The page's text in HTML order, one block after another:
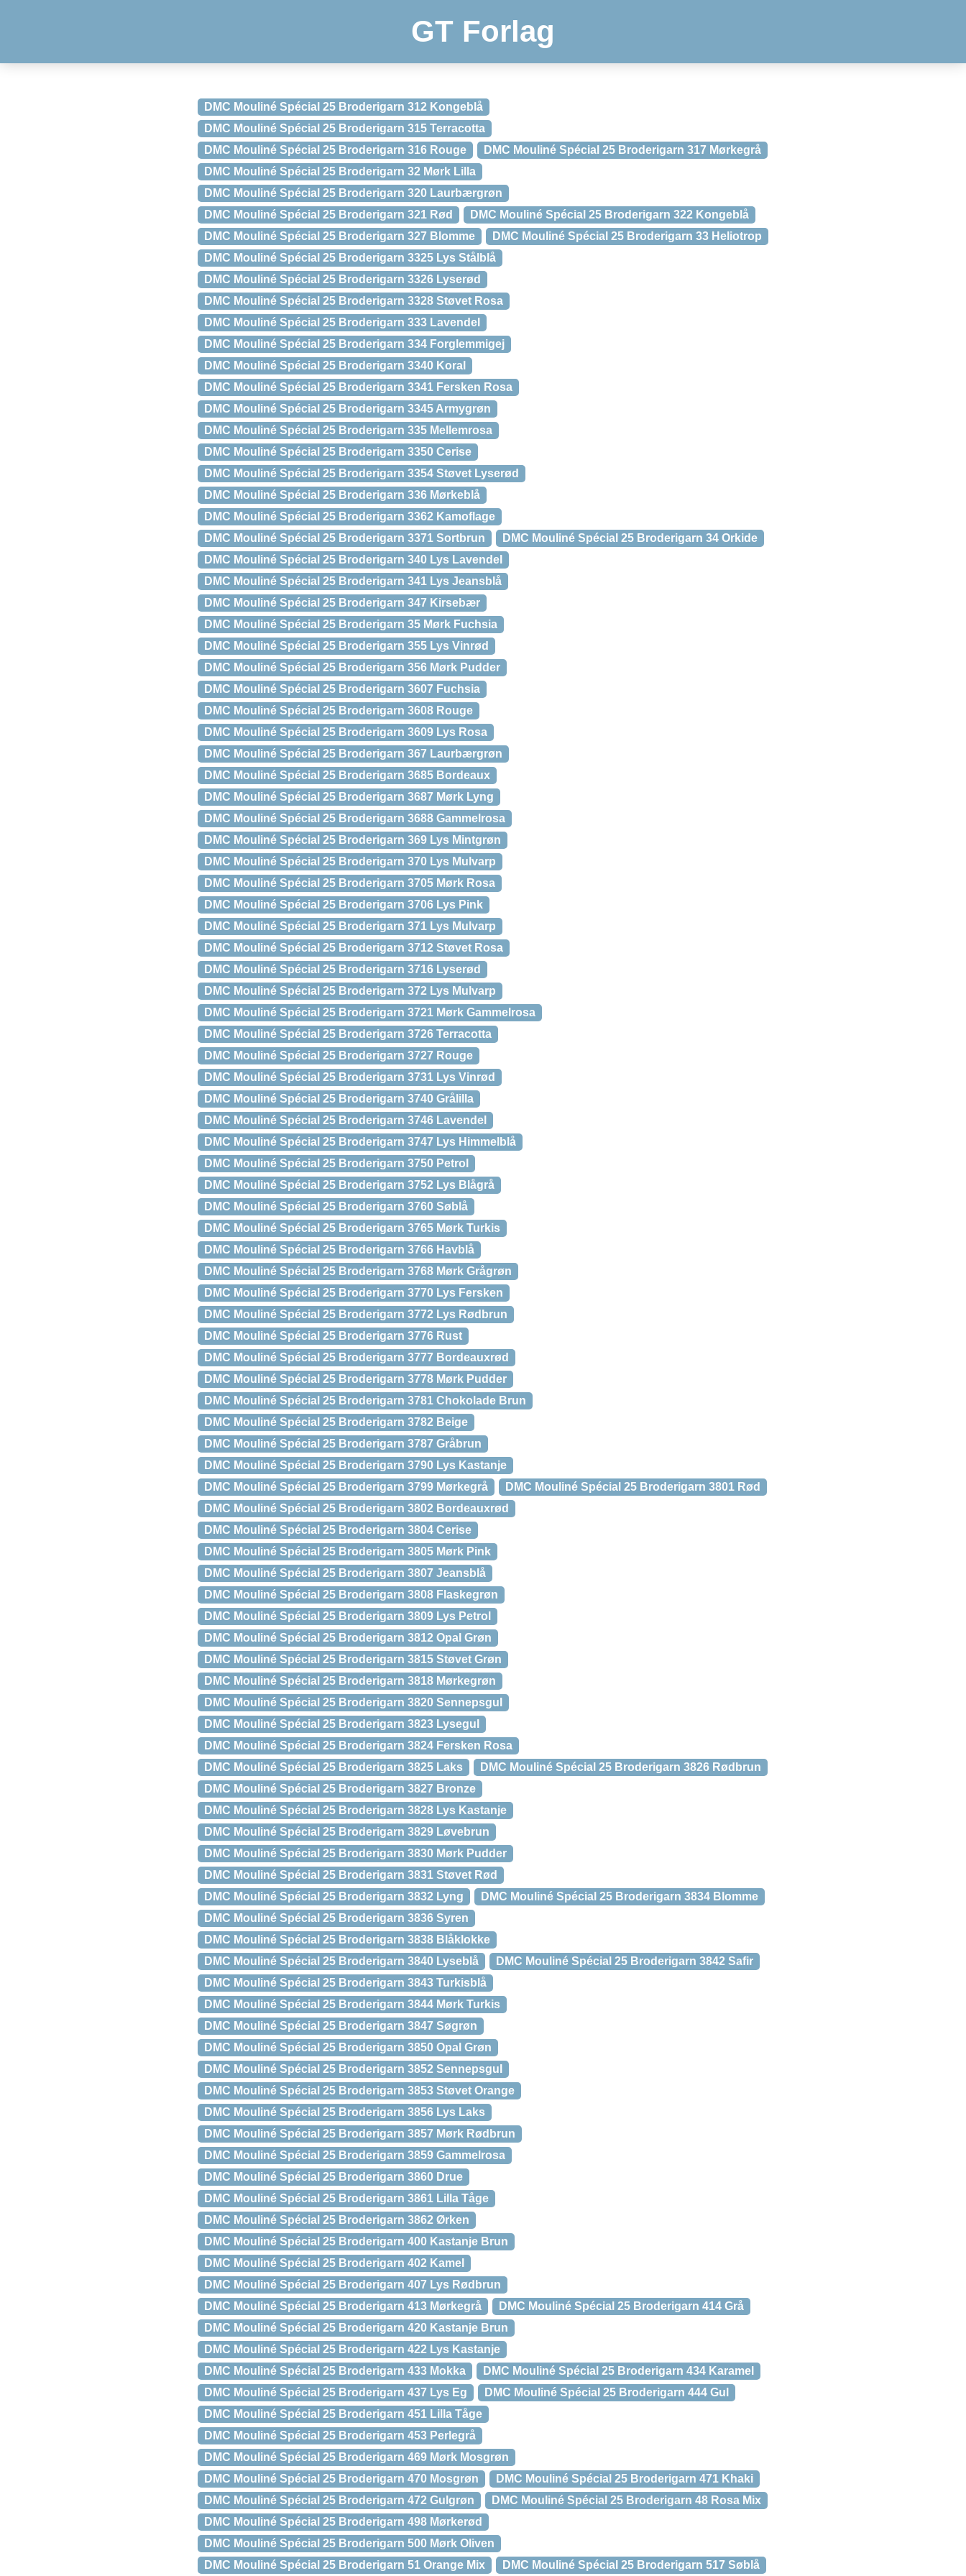
GT Forlag
DMC Mouliné Spécial 25 Broderigarn 312 Kongeblå
DMC Mouliné Spécial 25 Broderigarn 315 Terracotta
DMC Mouliné Spécial 25 Broderigarn 316 Rouge
DMC Mouliné Spécial 25 Broderigarn 317 Mørkegrå
DMC Mouliné Spécial 25 Broderigarn 32 Mørk Lilla
DMC Mouliné Spécial 25 Broderigarn 320 Laurbærgrøn
DMC Mouliné Spécial 25 Broderigarn 321 Rød
DMC Mouliné Spécial 25 Broderigarn 322 Kongeblå
DMC Mouliné Spécial 25 Broderigarn 327 Blomme
DMC Mouliné Spécial 25 Broderigarn 33 Heliotrop
DMC Mouliné Spécial 25 Broderigarn 3325 Lys Stålblå
DMC Mouliné Spécial 25 Broderigarn 3326 Lyserød
DMC Mouliné Spécial 25 Broderigarn 3328 Støvet Rosa
DMC Mouliné Spécial 25 Broderigarn 333 Lavendel
DMC Mouliné Spécial 25 Broderigarn 334 Forglemmigej
DMC Mouliné Spécial 25 Broderigarn 3340 Koral
DMC Mouliné Spécial 25 Broderigarn 3341 Fersken Rosa
DMC Mouliné Spécial 25 Broderigarn 3345 Armygrøn
DMC Mouliné Spécial 25 Broderigarn 335 Mellemrosa
DMC Mouliné Spécial 25 Broderigarn 3350 Cerise
DMC Mouliné Spécial 25 Broderigarn 3354 Støvet Lyserød
DMC Mouliné Spécial 25 Broderigarn 336 Mørkeblå
DMC Mouliné Spécial 25 Broderigarn 3362 Kamoflage
DMC Mouliné Spécial 25 Broderigarn 3371 Sortbrun
DMC Mouliné Spécial 25 Broderigarn 34 Orkide
DMC Mouliné Spécial 25 Broderigarn 340 Lys Lavendel
DMC Mouliné Spécial 25 Broderigarn 341 Lys Jeansblå
DMC Mouliné Spécial 25 Broderigarn 347 Kirsebær
DMC Mouliné Spécial 25 Broderigarn 35 Mørk Fuchsia
DMC Mouliné Spécial 25 Broderigarn 355 Lys Vinrød
DMC Mouliné Spécial 25 Broderigarn 356 Mørk Pudder
DMC Mouliné Spécial 25 Broderigarn 3607 Fuchsia
DMC Mouliné Spécial 25 Broderigarn 3608 Rouge
DMC Mouliné Spécial 25 Broderigarn 3609 Lys Rosa
DMC Mouliné Spécial 25 Broderigarn 367 Laurbærgrøn
DMC Mouliné Spécial 25 Broderigarn 3685 Bordeaux
DMC Mouliné Spécial 25 Broderigarn 3687 Mørk Lyng
DMC Mouliné Spécial 25 Broderigarn 3688 Gammelrosa
DMC Mouliné Spécial 25 Broderigarn 369 Lys Mintgrøn
DMC Mouliné Spécial 25 Broderigarn 370 Lys Mulvarp
DMC Mouliné Spécial 25 Broderigarn 3705 Mørk Rosa
DMC Mouliné Spécial 25 Broderigarn 3706 Lys Pink
DMC Mouliné Spécial 25 Broderigarn 371 Lys Mulvarp
DMC Mouliné Spécial 25 Broderigarn 3712 Støvet Rosa
DMC Mouliné Spécial 25 Broderigarn 3716 Lyserød
DMC Mouliné Spécial 25 Broderigarn 372 Lys Mulvarp
DMC Mouliné Spécial 25 Broderigarn 3721 Mørk Gammelrosa
DMC Mouliné Spécial 25 Broderigarn 3726 Terracotta
DMC Mouliné Spécial 25 Broderigarn 3727 Rouge
DMC Mouliné Spécial 25 Broderigarn 3731 Lys Vinrød
DMC Mouliné Spécial 25 Broderigarn 3740 Grålilla
DMC Mouliné Spécial 25 Broderigarn 3746 Lavendel
DMC Mouliné Spécial 25 Broderigarn 3747 Lys Himmelblå
DMC Mouliné Spécial 25 Broderigarn 3750 Petrol
DMC Mouliné Spécial 25 Broderigarn 3752 Lys Blågrå
DMC Mouliné Spécial 25 Broderigarn 3760 Søblå
DMC Mouliné Spécial 25 Broderigarn 3765 Mørk Turkis
DMC Mouliné Spécial 25 Broderigarn 3766 Havblå
DMC Mouliné Spécial 25 Broderigarn 3768 Mørk Grågrøn
DMC Mouliné Spécial 25 Broderigarn 3770 Lys Fersken
DMC Mouliné Spécial 25 Broderigarn 3772 Lys Rødbrun
DMC Mouliné Spécial 25 Broderigarn 3776 Rust
DMC Mouliné Spécial 25 Broderigarn 3777 Bordeauxrød
DMC Mouliné Spécial 25 Broderigarn 3778 Mørk Pudder
DMC Mouliné Spécial 25 Broderigarn 3781 Chokolade Brun
DMC Mouliné Spécial 25 Broderigarn 3782 Beige
DMC Mouliné Spécial 25 Broderigarn 3787 Gråbrun
DMC Mouliné Spécial 25 Broderigarn 3790 Lys Kastanje
DMC Mouliné Spécial 25 Broderigarn 3799 Mørkegrå
DMC Mouliné Spécial 25 Broderigarn 3801 Rød
DMC Mouliné Spécial 25 Broderigarn 3802 Bordeauxrød
DMC Mouliné Spécial 25 Broderigarn 3804 Cerise
DMC Mouliné Spécial 25 Broderigarn 3805 Mørk Pink
DMC Mouliné Spécial 25 Broderigarn 3807 Jeansblå
DMC Mouliné Spécial 25 Broderigarn 3808 Flaskegrøn
DMC Mouliné Spécial 25 Broderigarn 3809 Lys Petrol
DMC Mouliné Spécial 25 Broderigarn 3812 Opal Grøn
DMC Mouliné Spécial 25 Broderigarn 3815 Støvet Grøn
DMC Mouliné Spécial 25 Broderigarn 3818 Mørkegrøn
DMC Mouliné Spécial 25 Broderigarn 3820 Sennepsgul
DMC Mouliné Spécial 25 Broderigarn 3823 Lysegul
DMC Mouliné Spécial 25 Broderigarn 3824 Fersken Rosa
DMC Mouliné Spécial 25 Broderigarn 3825 Laks
DMC Mouliné Spécial 25 Broderigarn 3826 Rødbrun
DMC Mouliné Spécial 25 Broderigarn 3827 Bronze
DMC Mouliné Spécial 25 Broderigarn 3828 Lys Kastanje
DMC Mouliné Spécial 25 Broderigarn 3829 Løvebrun
DMC Mouliné Spécial 25 Broderigarn 3830 Mørk Pudder
DMC Mouliné Spécial 25 Broderigarn 3831 Støvet Rød
DMC Mouliné Spécial 25 Broderigarn 3832 Lyng
DMC Mouliné Spécial 25 Broderigarn 3834 Blomme
DMC Mouliné Spécial 25 Broderigarn 3836 Syren
DMC Mouliné Spécial 25 Broderigarn 3838 Blåklokke
DMC Mouliné Spécial 25 Broderigarn 3840 Lyseblå
DMC Mouliné Spécial 25 Broderigarn 3842 Safir
DMC Mouliné Spécial 25 Broderigarn 3843 Turkisblå
DMC Mouliné Spécial 25 Broderigarn 3844 Mørk Turkis
DMC Mouliné Spécial 25 Broderigarn 3847 Søgrøn
DMC Mouliné Spécial 25 Broderigarn 3850 Opal Grøn
DMC Mouliné Spécial 25 Broderigarn 3852 Sennepsgul
DMC Mouliné Spécial 25 Broderigarn 3853 Støvet Orange
DMC Mouliné Spécial 25 Broderigarn 3856 Lys Laks
DMC Mouliné Spécial 25 Broderigarn 3857 Mørk Rødbrun
DMC Mouliné Spécial 25 Broderigarn 3859 Gammelrosa
DMC Mouliné Spécial 25 Broderigarn 3860 Drue
DMC Mouliné Spécial 25 Broderigarn 3861 Lilla Tåge
DMC Mouliné Spécial 25 Broderigarn 3862 Ørken
DMC Mouliné Spécial 25 Broderigarn 400 Kastanje Brun
DMC Mouliné Spécial 25 Broderigarn 402 Kamel
DMC Mouliné Spécial 25 Broderigarn 407 Lys Rødbrun
DMC Mouliné Spécial 25 Broderigarn 413 Mørkegrå
DMC Mouliné Spécial 25 Broderigarn 414 Grå
DMC Mouliné Spécial 25 Broderigarn 420 Kastanje Brun
DMC Mouliné Spécial 25 Broderigarn 422 Lys Kastanje
DMC Mouliné Spécial 25 Broderigarn 433 Mokka
DMC Mouliné Spécial 25 Broderigarn 434 Karamel
DMC Mouliné Spécial 25 Broderigarn 437 Lys Eg
DMC Mouliné Spécial 25 Broderigarn 444 Gul
DMC Mouliné Spécial 25 Broderigarn 451 Lilla Tåge
DMC Mouliné Spécial 25 Broderigarn 453 Perlegrå
DMC Mouliné Spécial 25 Broderigarn 469 Mørk Mosgrøn
DMC Mouliné Spécial 25 Broderigarn 470 Mosgrøn
DMC Mouliné Spécial 25 Broderigarn 471 Khaki
DMC Mouliné Spécial 25 Broderigarn 472 Gulgrøn
DMC Mouliné Spécial 25 Broderigarn 48 Rosa Mix
DMC Mouliné Spécial 25 Broderigarn 498 Mørkerød
DMC Mouliné Spécial 25 Broderigarn 500 Mørk Oliven
DMC Mouliné Spécial 25 Broderigarn 51 Orange Mix
DMC Mouliné Spécial 25 Broderigarn 517 Søblå